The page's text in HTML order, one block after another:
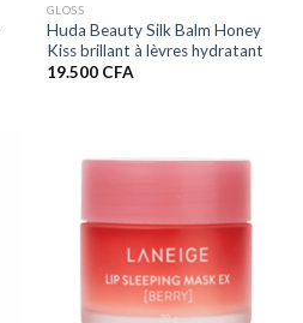
GLOSS
Huda Beauty Silk Balm Honey
Kiss brillant à lèvres hydratant
19.500 CFA